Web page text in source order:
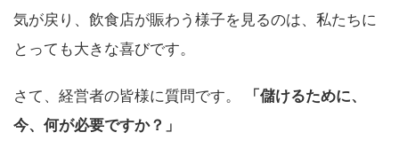
気が戻り、飲食店が賑わう様子を見るのは、私たちに
とっても大きな喜びです。
さて、経営者の皆様に質問です。
「儲けるために、
今、何が必要ですか？」